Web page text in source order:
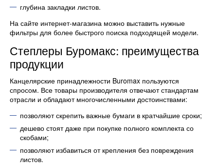
глубина закладки листов.
На сайте интернет-магазина можно выставить нужные
фильтры для более быстрого поиска подходящей модели.
Степлеры Буромакс: преимущества
продукции
Канцелярские принадлежности Buromax пользуются
спросом. Все товары производителя отвечают стандартам
отрасли и обладают многочисленными достоинствами:
позволяют скрепить важные бумаги в кратчайшие сроки;
дешево стоят даже при покупке полного комплекта со
скобами;
позволяют избавиться от крепления без повреждения
листов.